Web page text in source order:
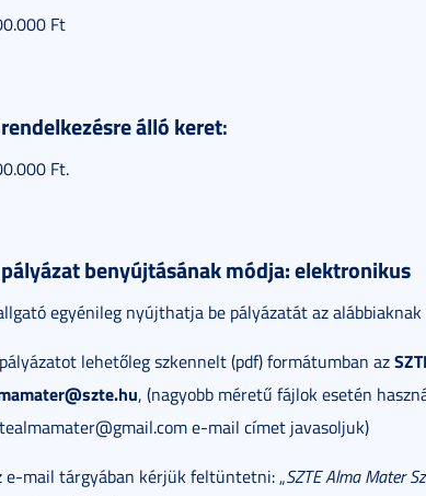
Ft
álló keret:
Ft.
benyújtásának módja: elektronikus
egyénileg nyújthatja be pályázatát az alábbiaknak
lehetőleg szkennelt (pdf) formátumban az
, (nagyobb méretű fájlok esetén
e-mail címet javasoljuk)
e-mail tárgyában kérjük feltüntetni: „SZTE Alma Mater